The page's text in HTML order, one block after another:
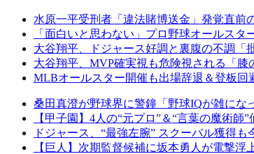
水原一平受刑者「違法賭博送金」発覚直
「面白いと思わない」プロ野球オールス
大谷翔平、ドジャース好調と裏腹の不調「
大谷翔平、MVP確実視も危険視される「
MLBオールスター開催も出場辞退＆登板
桑田真澄が野球界に警鐘「野球IQが雑に
【甲子園】4人の“元プロ”＆“言葉の魔術
ドジャース、“最強左腕” スクーバル獲得
【巨人】次期監督候補に坂本勇人が電撃